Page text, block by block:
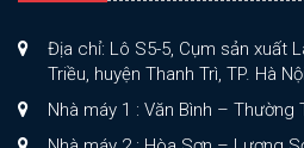
Địa chỉ: Lô S5-5, Cụm sản xuất
Triều, huyện Thanh Trì, TP. Hà
Nhà máy 1 : Văn Bình – Thường